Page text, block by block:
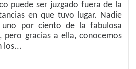
puede ser juzgado fuera de la
en que tuvo lugar. Nadie
uno por ciento de la fabulosa
pero gracias a ella, conocemos
los...